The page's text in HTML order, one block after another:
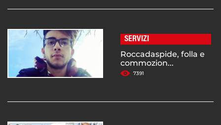
SERVIZI
Roccadaspide, folla e
commozion...
7391